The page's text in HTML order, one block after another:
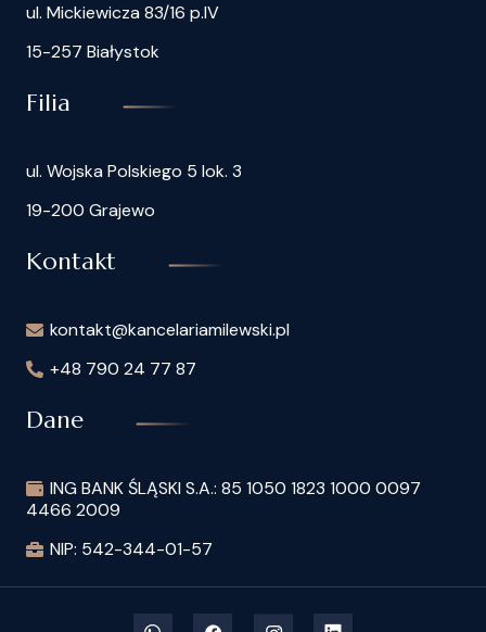
ul. Mickiewicza 83/16 p.IV
15-257 Białystok
Filia
ul. Wojska Polskiego 5 lok. 3
19-200 Grajewo
Kontakt
kontakt@kancelariamilewski.pl
+48 790 24 77 87
Dane
ING BANK ŚLĄSKI S.A.: 85 1050 1823 1000 0097
4466 2009
NIP: 542-344-01-57